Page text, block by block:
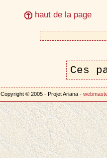
haut de la page
Ces
Copyright © 2005 - Projet Ariana -